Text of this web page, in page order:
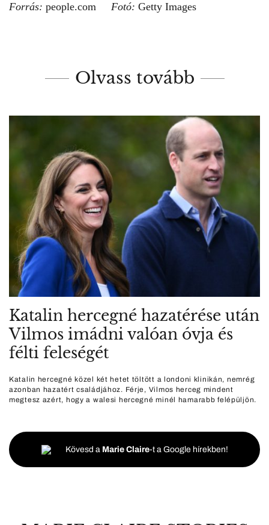
Forrás: people.com Fotó: Getty Images
Olvass tovább
Katalin hercegné hazatérése után
Vilmos imádni valóan óvja és
félti feleségét
Katalin hercegné közel két hetet töltött a londoni klinikán, nemrég
azonban hazatért családjához. Férje, Vilmos herceg mindent
megtesz azért, hogy a walesi hercegné minél hamarabb felépüljön.
Kövesd a Marie Claire-t a Google hírekben!